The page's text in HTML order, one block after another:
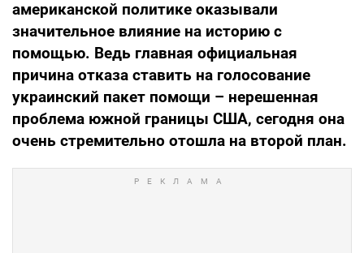
американской политике оказывали
значительное влияние на историю с
помощью. Ведь главная официальная
причина отказа ставить на голосование
украинский пакет помощи – нерешенная
проблема южной границы США, сегодня она
очень стремительно отошла на второй план.